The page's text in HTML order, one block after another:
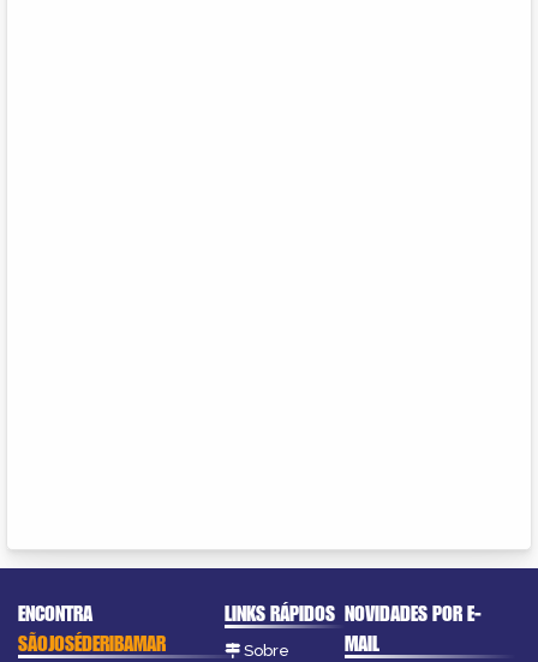
ENCONTRA
SÃOJOSÉDERIBAMAR
LINKS RÁPIDOS
Sobre
NOVIDADES POR E-
MAIL